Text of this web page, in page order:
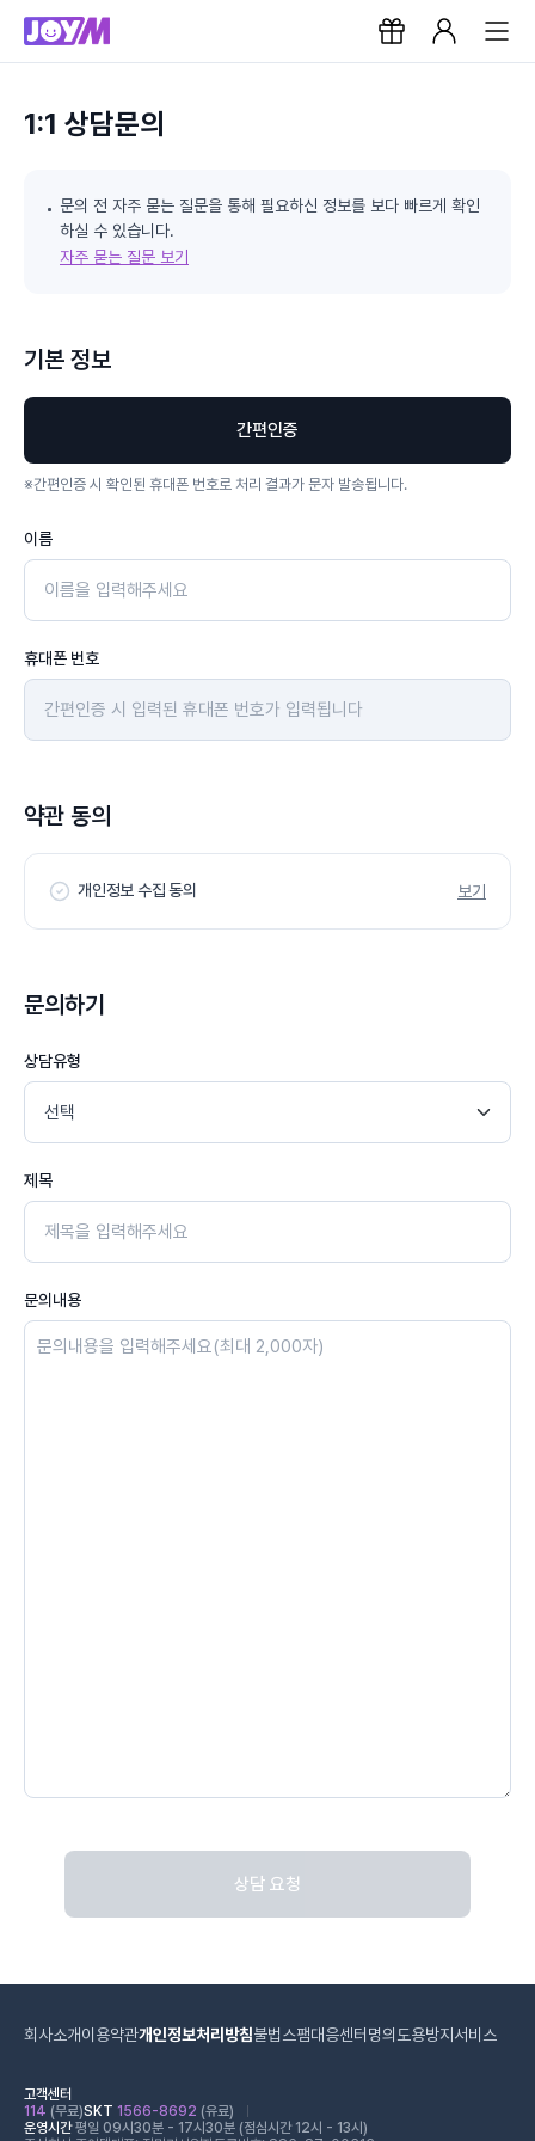
1:1 상담문의
문의 전 자주 묻는 질문을 통해 필요하신 정보를 보다 빠르게 확인
하실 수 있습니다.
자주 묻는 질문 보기
기본 정보
간편인증
※간편인증 시 확인된 휴대폰 번호로 처리 결과가 문자 발송됩니다.
이름
휴대폰 번호
약관 동의
개인정보 수집 동의 보기
문의하기
상담유형
제목
문의내용
상담 요청
회사소개이용약관개인정보처리방침불법스팸대응센터 명의도용방지서비스
고객센터
114 (무료)SKT 1566-8692 (유료)
운영시간평일 09시30분 - 17시30분 (점심시간 12시 - 13시)